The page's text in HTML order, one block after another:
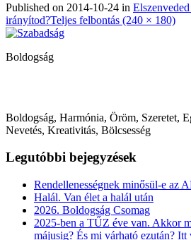
Published on 2014-10-24 in
irányítod?Teljes felbontás (240 × 180)
Boldogság
Boldogság, Harmónia, Öröm, Szeretet,
Nevetés, Kreativitás, Bölcsesség
Legutóbbi bejegyzések
Rendellenességnek minősül-e az
Halál. Van élet a halál után
2026. Boldogság Csomag
2025-ben a TŰZ éve van. Akkor
májusig? És mi várható ezután?